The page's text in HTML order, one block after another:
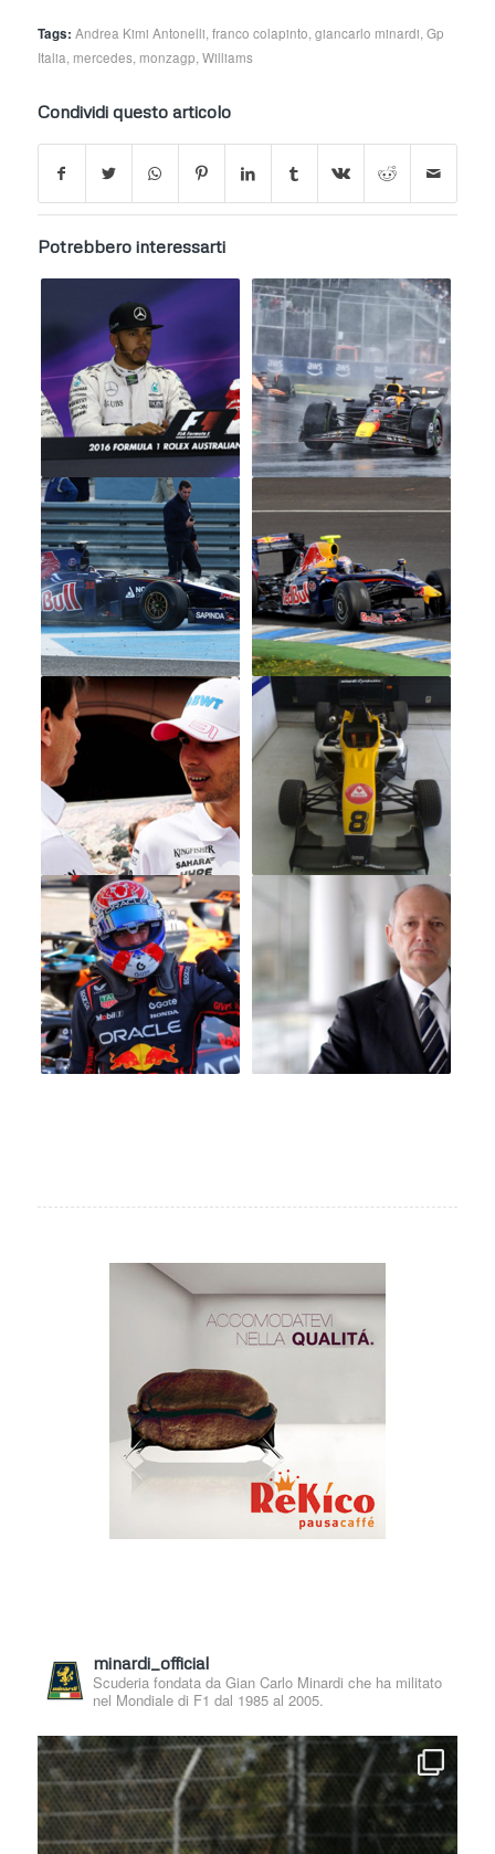
Tags: Andrea Kimi Antonelli franco colapinto giancarlo minardi Gp
Italia mercedes, monzagp Williams
Condividi questo articolo
Potrebbero interessarti
minardi_official
Scuderia fondata da Gian Carlo Minardi che ha militato
nel Mondiale di F1 dal 1985 al 2005.